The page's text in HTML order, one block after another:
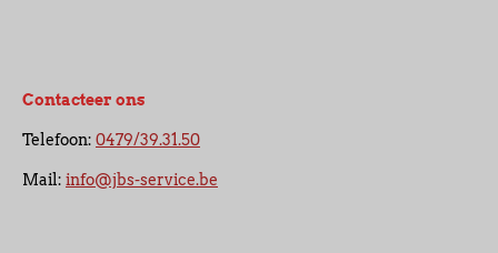
Contacteer ons
Telefoon: 0479/39.31.50
Mail: info@jbs-service.be